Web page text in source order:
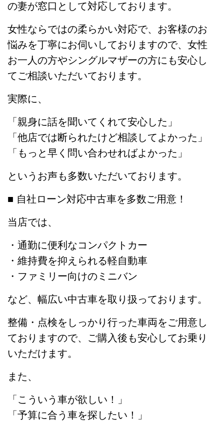
の妻が窓口として対応しております。
女性ならではの柔らかい対応で、お客様のお
悩みを丁寧にお伺いしておりますので、女性
お一人の方やシングルマザーの方にも安心し
てご相談いただいております。
実際に、
「親身に話を聞いてくれて安心した」
「他店では断られたけど相談してよかった」
「もっと早く問い合わせればよかった」
というお声も多数いただいております。
■ 自社ローン対応中古車を多数ご用意！
当店では、
・通勤に便利なコンパクトカー
・維持費を抑えられる軽自動車
・ファミリー向けのミニバン
など、幅広い中古車を取り扱っております。
整備・点検をしっかり行った車両をご用意し
ておりますので、ご購入後も安心してお乗り
いただけます。
また、
「こういう車が欲しい！」
「予算に合う車を探したい！」